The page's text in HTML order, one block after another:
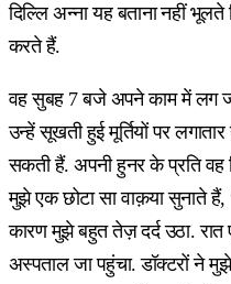
दिल्लि अन्ना यह बताना नहीं
करते हैं.
वह सुबह 7 बजे अपने काम में लग
उन्हें सूखती हुई मूर्तियों पर
सकती हैं. अपनी हुनर के प्रति वह
मुझे एक छोटा सा वाक़या सुनाते
कारण मुझे बहुत तेज़ दर्द उठा.
अस्पताल जा पहुंचा. डॉक्टरों ने